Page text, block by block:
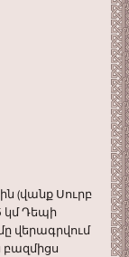
(վանք Սուրբ
կմ Դեպի
վերագրվում
բազմիցս